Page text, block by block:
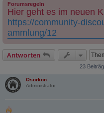
Forumsregeln
Hier geht es im neuen
https://community-
ammlung/12
Antworten
23
Osorkon
Administrator